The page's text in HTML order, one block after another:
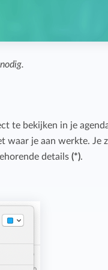
te bekijken in je
waar je aan werkte. Je
details (*).